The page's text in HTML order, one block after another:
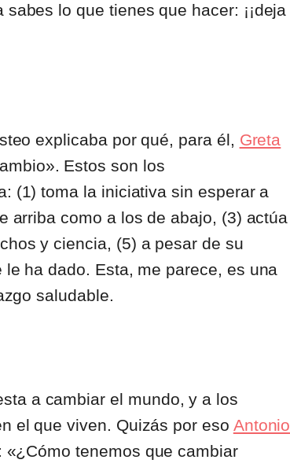
lo que tienes que hacer: ¡¡deja
explicaba por qué, para él, Greta
Estos son los
(1) toma la iniciativa sin esperar a
arriba como a los de abajo, (3) actúa
y ciencia, (5) a pesar de su
ha dado. Esta, me parece, es una
saludable.
a cambiar el mundo, y a los
el que viven. Quizás por eso Antonio
tenemos que cambiar